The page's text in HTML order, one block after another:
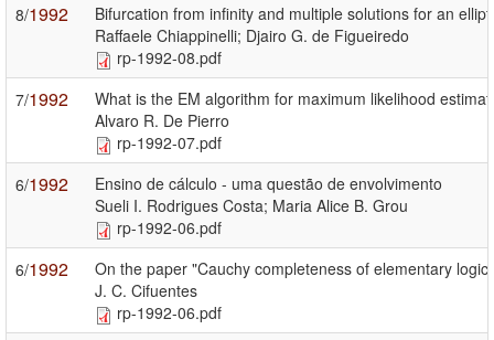
8/1992
Bifurcation from infinity and multiple solutions for an
Raffaele Chiappinelli; Djairo G. de Figueiredo
rp-1992-08.pdf
7/1992
What is the EM algorithm for maximum likelihood
Alvaro R. De Pierro
rp-1992-07.pdf
6/1992
Ensino de cálculo - uma questão de envolvimento
Sueli I. Rodrigues Costa; Maria Alice B. Grou
rp-1992-06.pdf
6/1992
On the paper "Cauchy completeness of elementary
J. C. Cifuentes
rp-1992-06.pdf